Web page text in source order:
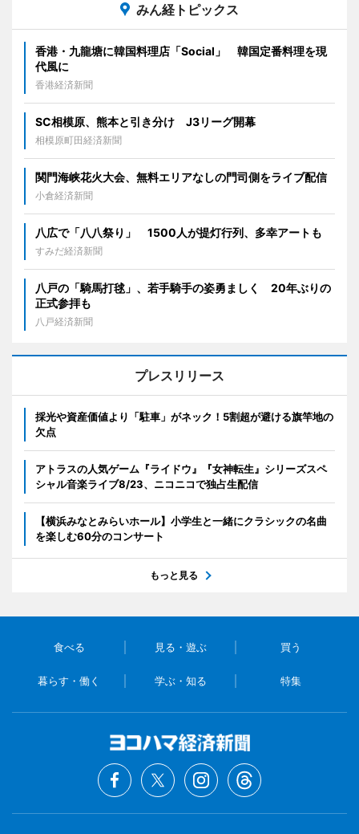
みん経トピックス
香港・九龍塘に韓国料理店「Social」 韓国定番料理を現
代風に
香港経済新聞
SC相模原、熊本と引き分け J3リーグ開幕
相模原町田経済新聞
関門海峡花火大会、無料エリアなしの門司側をライブ配信
小倉経済新聞
八広で「八八祭り」 1500人が提灯行列、多幸アートも
すみだ経済新聞
八戸の「騎馬打毬」、若手騎手の姿勇ましく 20年ぶりの
正式参拝も
八戸経済新聞
プレスリリース
採光や資産価値より「駐車」がネック！5割超が避ける旗竿地の
欠点
アトラスの人気ゲーム『ライドウ』『女神転生』シリーズスペ
シャル音楽ライブ8/23、ニコニコで独占生配信
【横浜みなとみらいホール】小学生と一緒にクラシックの名曲
を楽しむ60分のコンサート
もっと見る
食べる 見る・遊ぶ 買う
暮らす・働く 学ぶ・知る 特集